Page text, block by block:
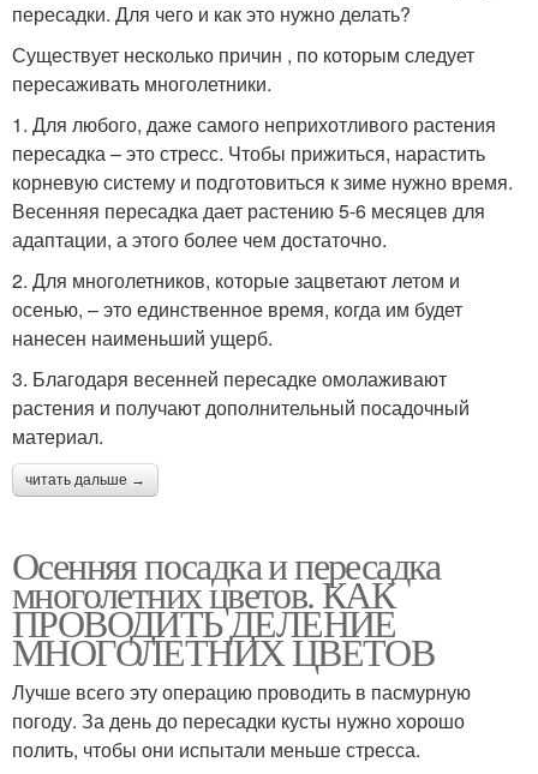
пересадки. Для чего и как это нужно делать?
Существует несколько причин , по которым следует
пересаживать многолетники.
1. Для любого, даже самого неприхотливого растения
пересадка – это стресс. Чтобы прижиться, нарастить
корневую систему и подготовиться к зиме нужно время.
Весенняя пересадка дает растению 5-6 месяцев для
адаптации, а этого более чем достаточно.
2. Для многолетников, которые зацветают летом и
осенью, – это единственное время, когда им будет
нанесен наименьший ущерб.
3. Благодаря весенней пересадке омолаживают
растения и получают дополнительный посадочный
материал.
читать дальше →
Осенняя посадка и пересадка
многолетних цветов. КАК
ПРОВОДИТЬ ДЕЛЕНИЕ
МНОГОЛЕТНИХ ЦВЕТОВ
Лучше всего эту операцию проводить в пасмурную
погоду. За день до пересадки кусты нужно хорошо
полить, чтобы они испытали меньше стресса.